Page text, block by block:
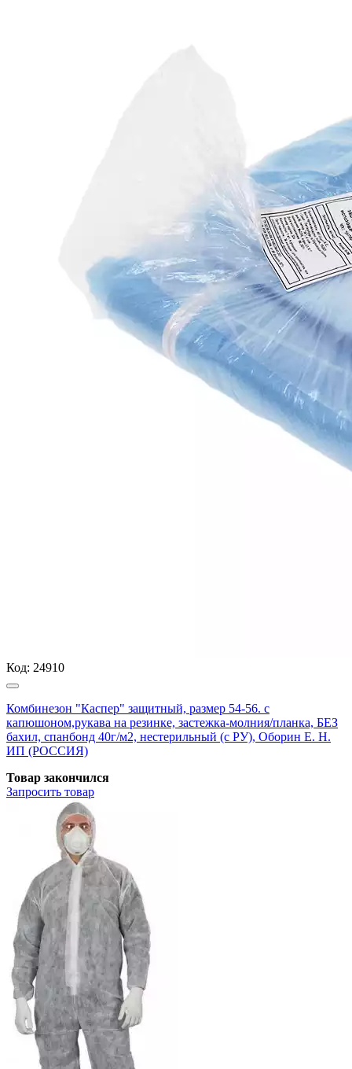
Код: 24910
Комбинезон "Каспер" защитный, размер 54-56. с
капюшоном,рукава на резинке, застежка-молния/планка, БЕЗ
бахил, спанбонд 40г/м2, нестерильный (с РУ), Оборин Е. Н.
ИП (РОССИЯ)
Товар закончился
Запросить товар